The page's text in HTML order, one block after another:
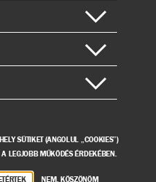
SÜTIKET (ANGOLUL „COOKIES”)
LEGJOBB MŰKÖDÉS ÉRDEKÉBEN.
NEM, KÖSZÖNÖM